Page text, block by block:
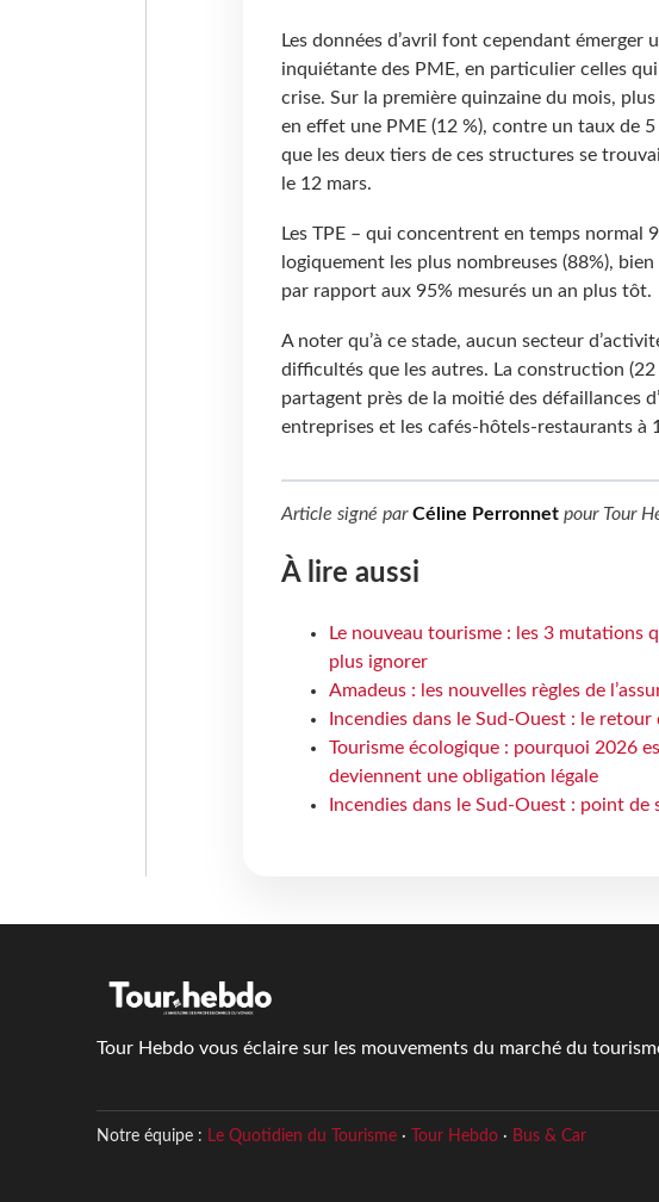
Les données d’avril font cependant
inquiétante des PME, en particulier celles
crise. Sur la première quinzaine du mois,
en effet une PME (12 %), contre un taux de
que les deux tiers de ces structures se
le 12 mars.
Les TPE – qui concentrent en temps normal
logiquement les plus nombreuses (88%),
par rapport aux 95% mesurés un an plus tôt.
A noter qu’à ce stade, aucun secteur
difficultés que les autres. La construction (22
partagent près de la moitié des défaillances
entreprises et les cafés-hôtels-restaurants à
Article signé parCéline Perronnetpour Tour
À lire aussi
Le nouveau tourisme : les 3 mutations
plus ignorer
Amadeus : les nouvelles règles de
Incendies dans le Sud-Ouest : le retour
Tourisme écologique : pourquoi 2026
deviennent une obligation légale
Incendies dans le Sud-Ouest : point
Tour Hebdo vous éclaire sur les mouvements du marché du
Notre équipe : Le Quotidien du Tourisme· Tour Hebdo· Bus & Car